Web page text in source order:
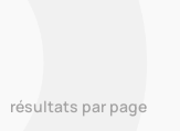
résultats par page